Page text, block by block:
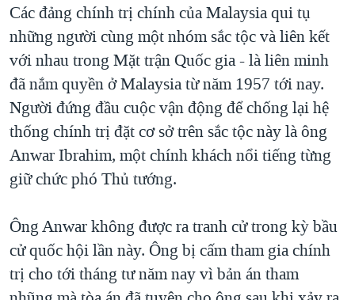
Các đảng chính trị chính của Malaysia qui tụ
những người cùng một nhóm sắc tộc và liên kết
với nhau trong Mặt trận Quốc gia - là liên minh
đã nắm quyền ở Malaysia từ năm 1957 tới nay.
Người đứng đầu cuộc vận động để chống lại hệ
thống chính trị đặt cơ sở trên sắc tộc này là ông
Anwar Ibrahim, một chính khách nổi tiếng từng
giữ chức phó Thủ tướng.
Ông Anwar không được ra tranh cử trong kỳ bầu
cử quốc hội lần này. Ông bị cấm tham gia chính
trị cho tới tháng tư năm nay vì bản án tham